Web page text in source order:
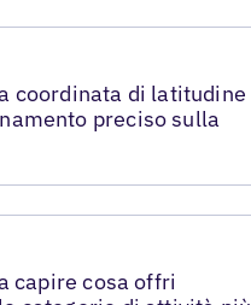
coordinata di latitudine
preciso sulla
capire cosa offri